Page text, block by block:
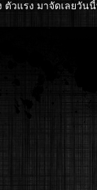
ตัวแรง มาจัดเลยวัน